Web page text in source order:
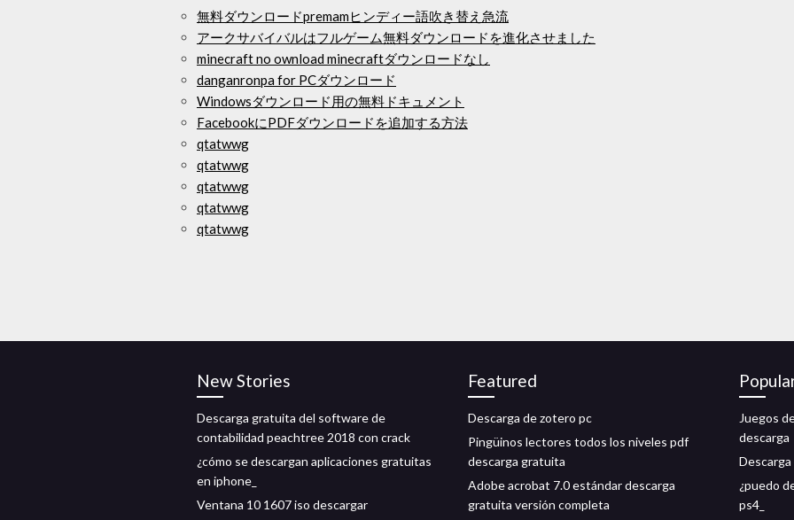
無料ダウンロードpremamヒンディー語吹き替え急流
アークサバイバルはフルゲーム無料ダウンロードを進化させました
minecraft no ownload minecraftダウンロードなし
danganronpa for PCダウンロード
Windowsダウンロード用の無料ドキュメント
FacebookにPDFダウンロードを追加する方法
qtatwwg
qtatwwg
qtatwwg
qtatwwg
qtatwwg
New Stories
Descarga gratuita del software de
contabilidad peachtree 2018 con crack
¿cómo se descargan aplicaciones gratuitas
en iphone_
Ventana 10 1607 iso descargar
Featured
Descarga de zotero pc
Pingüinos lectores todos los niveles pdf
descarga gratuita
Adobe acrobat 7.0 estándar descarga
gratuita versión completa
Juegos
descarga
¿puedo
ps4_